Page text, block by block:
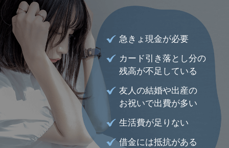
急きょ現金が必要
カード引き落とし分の
残高が不足している
友人の結婚や出産の
お祝いで出費が多い
生活費が足りない
借金には抵抗がある